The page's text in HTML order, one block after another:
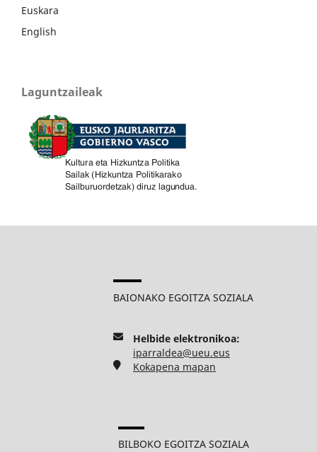
Euskara
English
Laguntzaileak
BAIONAKO EGOITZA SOZIALA
Helbide elektronikoa:
iparraldea@ueu.eus
Kokapena mapan
BILBOKO EGOITZA SOZIALA